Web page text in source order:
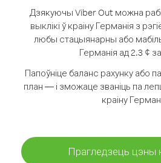
Дзякуючы Viber Out можна
выклікі ў краіну Германія з
любы стацыянарны або
Германія ад 2.3 ¢ за
Папоўніце баланс рахунку або
план — і зможаце званіць па
краіну
Прагледзець цэны